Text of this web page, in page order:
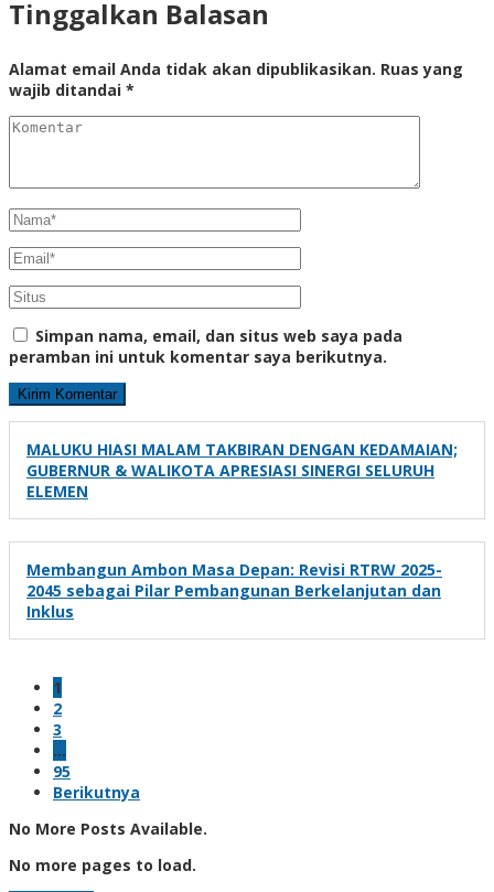
Tinggalkan Balasan
Alamat email Anda tidak akan dipublikasikan. Ruas yang
wajib ditandai *
Simpan nama, email, dan situs web saya pada
peramban ini untuk komentar saya berikutnya.
MALUKU HIASI MALAM TAKBIRAN DENGAN KEDAMAIAN;
GUBERNUR & WALIKOTA APRESIASI SINERGI SELURUH
ELEMEN
Membangun Ambon Masa Depan: Revisi RTRW 2025-
2045 sebagai Pilar Pembangunan Berkelanjutan dan
Inklus
1
2
3
…
95
Berikutnya
No More Posts Available.
No more pages to load.